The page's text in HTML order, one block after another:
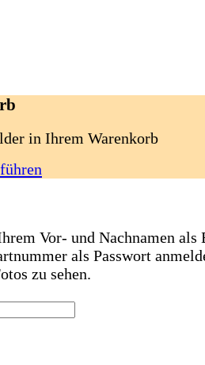
in Ihrem Warenkorb
Vor- und Nachnamen als
als Passwort
zu sehen.